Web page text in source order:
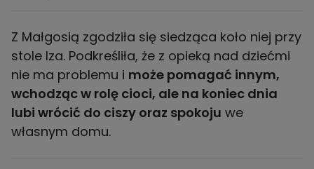
Z Małgosią zgodziła się siedząca koło niej przy
stole Iza. Podkreśliła, że z opieką nad dziećmi
nie ma problemu i może pomagać innym,
wchodząc w rolę cioci, ale na koniec dnia
lubi wrócić do ciszy oraz spokoju we
własnym domu.